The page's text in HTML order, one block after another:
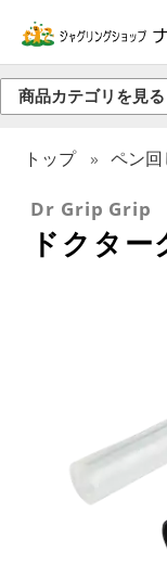
商品カテゴリを見る
トップ ペン回
Dr Grip Grip
ドクタ